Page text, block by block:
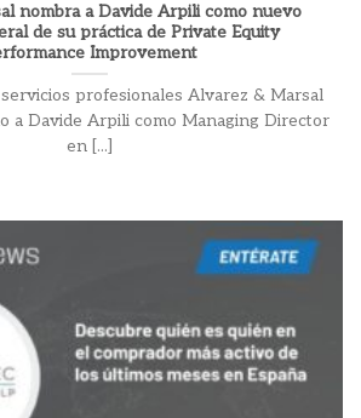
nombra a Davide Arpili como nuevo
de su práctica de Private Equity
Improvement
profesionales Alvarez & Marsal
a Davide Arpili como Managing Director
en [...]